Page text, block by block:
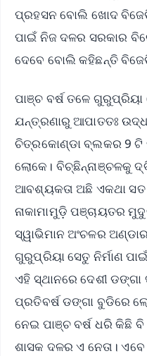
ପ୍ରହସନ ବୋଲି ଖୋଦ
ପାଇଁ ନିଜ ଦଳର ସରକାର
ଦେବେ ବୋଲି କହିଛନ୍ତି
ପାଞ୍ଚ ବର୍ଷ ତଳେ
ଯନ୍ତ୍ରଣାରୁ ଆପାତତଃ
ଚିତ୍ରକୋଣ୍ଡା ବ୍ଲକର 9 ଟି
ଲୋକେ। ବିଚ୍ଛିନ୍ନାଞ୍ଚଳକୁ
ଆବଶ୍ୟକତା ଅଛି ଏକଥା
ନାକାମାମୁଡ଼ି ପଞ୍ଚାୟତର
ସ୍ୱାଭିମାନ ଅଂଚଳର
ଗୁରୁପ୍ରିୟା ସେତୁ ନିର୍ମାଣ
ଏହି ସ୍ଥାନରେ ଦେଶୀ ଡଙ୍ଗା
ପ୍ରତିବର୍ଷ ଡଙ୍ଗା ବୁଡିରେ
ନେଇ ପାଞ୍ଚ ବର୍ଷ ଧରି କିଛି
ଶାସକ ଦଳର ଏ ନେତା।